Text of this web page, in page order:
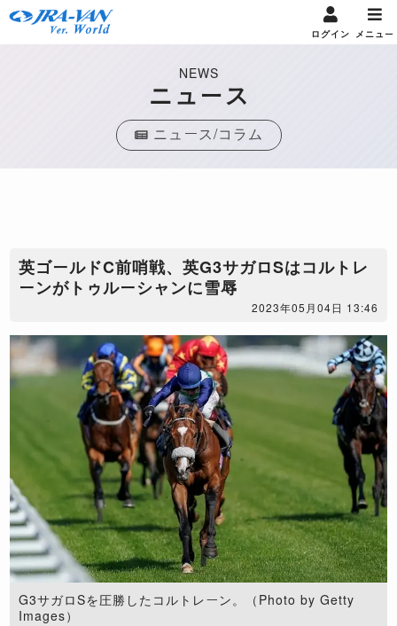
ログイン メニュー
NEWS
ニュース
ニュース/コラム
英ゴールドC前哨戦、英G3サガロSはコルトレ
ーンがトゥルーシャンに雪辱
2023年05月04日 13:46
G3サガロSを圧勝したコルトレーン。（Photo by Getty
Images）